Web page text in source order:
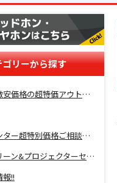
リーから探す
続々追加！激安価格の超特価アウトレットセール開催！
電話通販センター超特別価格ご相談コーナー！
高画質スクリーン&プロジェクターセット超特価！
!!